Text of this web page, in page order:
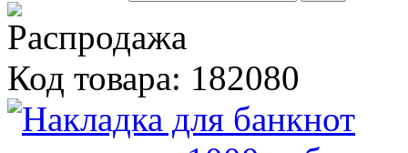
Код товара: 182080